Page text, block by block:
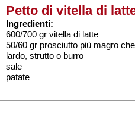
Petto di vitella di
Ingredienti:
600/700 gr vitella di latte
50/60 gr prosciutto più magro
lardo, strutto o burro
sale
patate